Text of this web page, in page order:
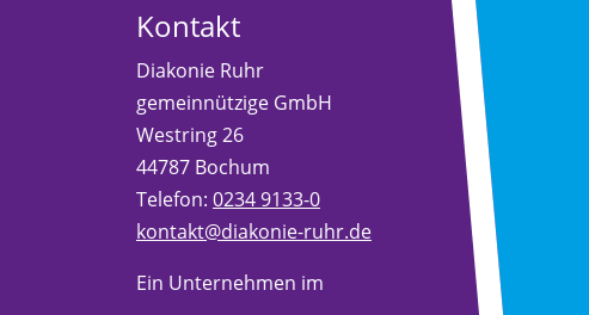
Kontakt
Diakonie Ruhr
gemeinnützige GmbH
Westring 26
44787 Bochum
Telefon: 0234 9133-0
kontakt@diakonie-ruhr.de
Ein Unternehmen im